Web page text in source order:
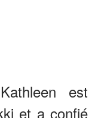
est
et a confié